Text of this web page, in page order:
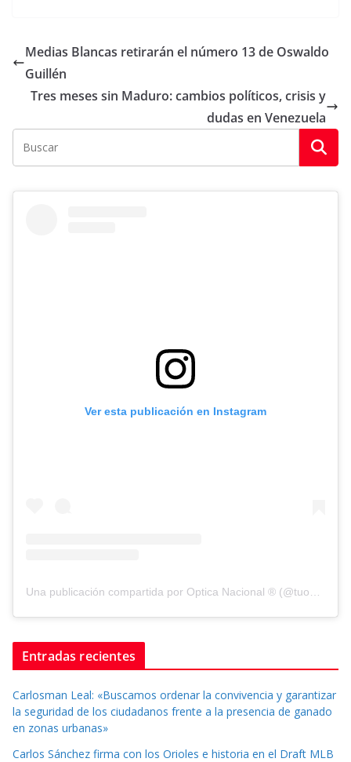
Medias Blancas retirarán el número 13 de Oswaldo
Guillén
Tres meses sin Maduro: cambios políticos, crisis y
dudas en Venezuela
Ver esta publicación en Instagram
Una publicación compartida por Optica Nacional ® (@tuopticanacional)
Entradas recientes
Carlosman Leal: «Buscamos ordenar la convivencia y garantizar
la seguridad de los ciudadanos frente a la presencia de ganado
en zonas urbanas»
Carlos Sánchez firma con los Orioles e historia en el Draft MLB